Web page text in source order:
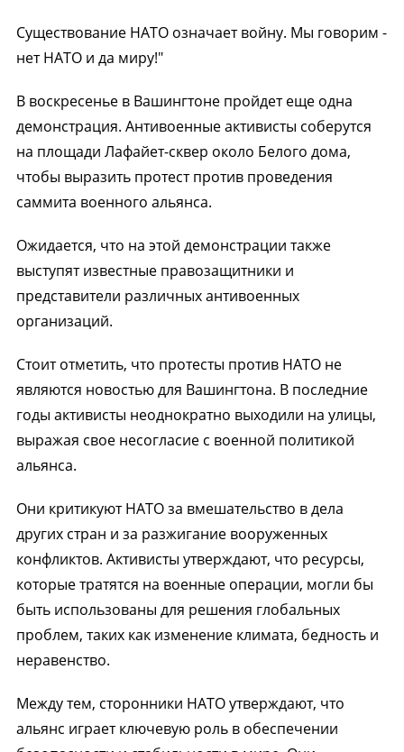
Существование НАТО означает войну. Мы говорим -
нет НАТО и да миру!"
В воскресенье в Вашингтоне пройдет еще одна
демонстрация. Антивоенные активисты соберутся
на площади Лафайет-сквер около Белого дома,
чтобы выразить протест против проведения
саммита военного альянса.
Ожидается, что на этой демонстрации также
выступят известные правозащитники и
представители различных антивоенных
организаций.
Стоит отметить, что протесты против НАТО не
являются новостью для Вашингтона. В последние
годы активисты неоднократно выходили на улицы,
выражая свое несогласие с военной политикой
альянса.
Они критикуют НАТО за вмешательство в дела
других стран и за разжигание вооруженных
конфликтов. Активисты утверждают, что ресурсы,
которые тратятся на военные операции, могли бы
быть использованы для решения глобальных
проблем, таких как изменение климата, бедность и
неравенство.
Между тем, сторонники НАТО утверждают, что
альянс играет ключевую роль в обеспечении